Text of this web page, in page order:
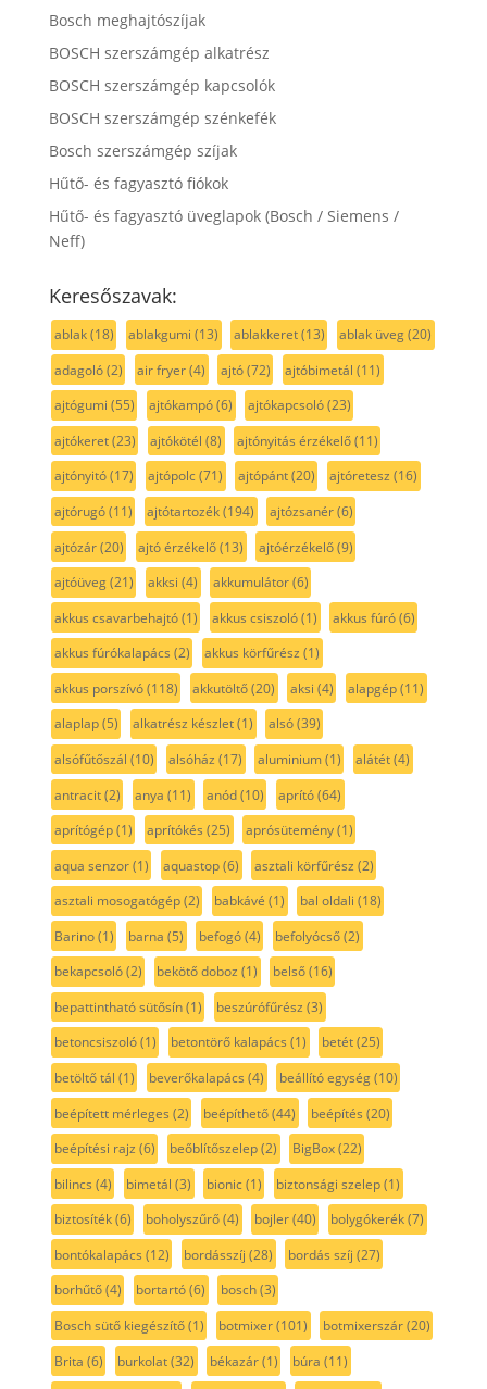
Bosch meghajtószíjak
BOSCH szerszámgép alkatrész
BOSCH szerszámgép kapcsolók
BOSCH szerszámgép szénkefék
Bosch szerszámgép szíjak
Hűtő- és fagyasztó fiókok
Hűtő- és fagyasztó üveglapok (Bosch / Siemens /
Neff)
Keresőszavak:
ablak(18) ablakgumi (13) ablakkeret(13) ablak üveg(20)
adagoló(2) air fryer(4) ajtó(72) ajtóbimetál (11)
ajtógumi (55) ajtókampó(6) ajtókapcsoló(23)
ajtókeret(23) ajtókötél (8) ajtónyitás érzékelő(11)
ajtónyitó(17) ajtópolc(71) ajtópánt(20) ajtóretesz (16)
ajtórugó(11) ajtótartozék(194) ajtózsanér(6)
ajtózár(20) ajtó érzékelő(13) ajtóérzékelő(9)
ajtóüveg(21) akksi (4) akkumulátor(6)
akkus csavarbehajtó(1) akkus csiszoló(1) akkus fúró(6)
akkus fúrókalapács (2) akkus körfűrész (1)
akkus porszívó(118) akkutöltő(20) aksi (4) alapgép(11)
alaplap(5) alkatrész készlet(1) alsó(39)
alsófűtőszál (10) alsóház (17) aluminium(1) alátét(4)
antracit(2) anya (11) anód(10) aprító(64)
aprítógép(1) aprítókés (25) aprósütemény(1)
aqua senzor(1) aquastop(6) asztali körfűrész (2)
asztali mosogatógép(2) babkávé (1) bal oldali (18)
Barino(1) barna (5) befogó(4) befolyócső(2)
bekapcsoló(2) bekötő doboz (1) belső(16)
bepattintható sütősín(1) beszúrófűrész (3)
betoncsiszoló(1) betontörő kalapács (1) betét(25)
betöltő tál (1) beverőkalapács (4) beállító egység(10)
beépített mérleges (2) beépíthető(44) beépítés (20)
beépítési rajz (6) beőblítőszelep(2) BigBox(22)
bilincs (4) bimetál (3) bionic(1) biztonsági szelep(1)
biztosíték(6) boholyszűrő(4) bojler(40) bolygókerék(7)
bontókalapács (12) bordásszíj (28) bordás szíj (27)
borhűtő(4) bortartó(6) bosch(3)
Bosch sütő kiegészítő(1) botmixer(101) botmixerszár(20)
Brita (6) burkolat(32) békazár(1) búra (11)